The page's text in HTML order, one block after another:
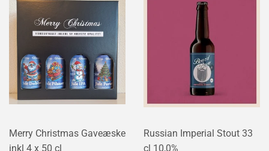
Merry Christmas Gaveæske
inkl 4 x 50 cl
Russian Imperial Stout 33
cl 10,0%